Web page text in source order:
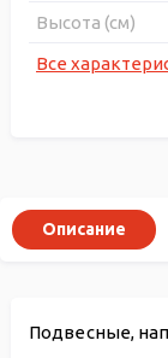
Высота (см)
Все
Описание
Подвесные,